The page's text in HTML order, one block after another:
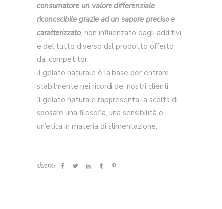
consumatore un valore differenziale
riconoscibile grazie ad un sapore preciso e
caratterizzato, non influenzato dagli additivi
e del tutto diverso dal prodotto offerto
dai competitor.
Il gelato naturale è la base per entrare
stabilmente nei ricordi dei nostri clienti.
Il gelato naturale rappresenta la scelta di
sposare una filosofia, una sensibilità e
un’etica in materia di alimentazione.
share: